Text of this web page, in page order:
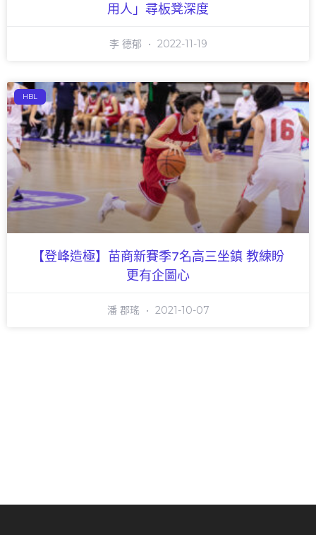
用人」尋板凳深度
李 德郁 2022-11-19
HBL
【登峰造極】苗商新賽季7名高三坐鎮 教練盼
更有企圖心
潘 郡瑤 2021-10-07